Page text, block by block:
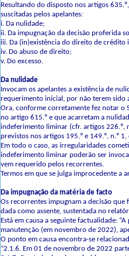
Resultando do disposto nos artigos
suscitadas pelos apelantes:
i. Da nulidade;
ii. Da impugnação da decisão proferida
iii. Da (in)existência do direito de
iv. Do abuso de direito;
v. Do excesso.
Da nulidade
Invocam os apelantes a existência de
requerimento inicial, por não terem sido
Ora, conforme corretamente fez notar o
no artigo 615.º e que acarretam a
indeferimento liminar (cfr. artigos 226.º,
previstos nos artigos 195.º e 149.º, n.º
Em todo o caso, as irregularidades
indeferimento liminar poderão ser
vem requerido pelos recorrentes.
Termos em que se julga improcedente a
Da impugnação da matéria de facto
Os recorrentes impugnam a decisão
dada como assente, sustentada no
Está em causa a seguinte factualidade:
manutenção (em novembro de 2022),
O ponto em causa encontra-se
“2.1.6. Em 01 de novembro de 2022